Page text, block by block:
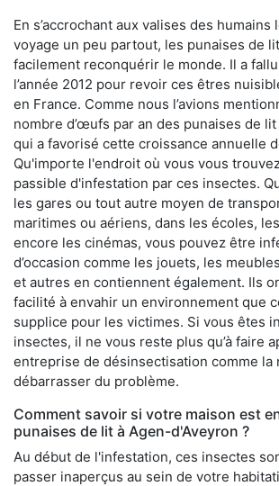
En s’accrochant aux valises des humains
voyage un peu partout, les punaises de
facilement reconquérir le monde. Il a
l’année 2012 pour revoir ces êtres
en France. Comme nous l’avions
nombre d’œufs par an des punaises de
qui a favorisé cette croissance annuelle
Qu'importe l'endroit où vous vous
passible d'infestation par ces insectes.
les gares ou tout autre moyen de
maritimes ou aériens, dans les écoles,
encore les cinémas, vous pouvez être
d’occasion comme les jouets, les
et autres en contiennent également. Ils
facilité à envahir un environnement que
supplice pour les victimes. Si vous êtes
insectes, il ne vous reste plus qu’à faire
entreprise de désinsectisation comme la
débarrasser du problème.
Comment savoir si votre maison est
punaises de lit à Agen-d'Aveyron ?
Au début de l'infestation, ces insectes
passer inaperçus au sein de votre